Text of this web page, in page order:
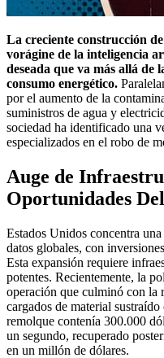
La creciente construcción
vorágine de la inteligencia
deseada que va más allá de
consumo energético.
por el aumento de la
suministros de agua y
sociedad ha identificado una
especializados en el robo de
Auge de
Oportunidades
Estados Unidos concentra
datos globales, con
Esta expansión requiere
potentes. Recientemente, la
operación que culminó con la
cargados de material
remolque contenía 300.000
un segundo, recuperado
en un millón de dólares.